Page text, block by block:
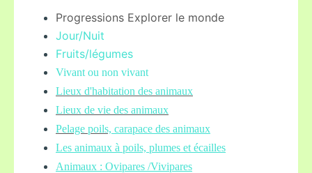
Progressions Explorer le monde
Jour/Nuit
Fruits/légumes
Vivant ou non vivant
Lieux d'habitation des animaux
Lieux de vie des animaux
Pelage poils, carapace des animaux
Les animaux à poils, plumes et écailles
Animaux : Ovipares /Vivipares